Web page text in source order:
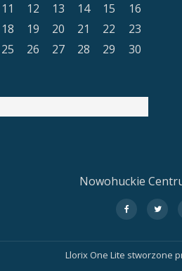
11 12 13 14 15
16
18 19 20 21 22
23
25 26 27 28 29
30
Nowohuckie
fa-
fa-
Llorix One Lite stworzone